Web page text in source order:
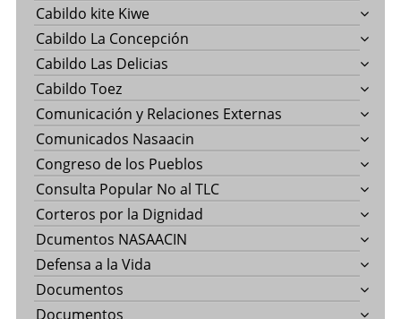
Cabildo kite Kiwe
Cabildo La Concepción
Cabildo Las Delicias
Cabildo Toez
Comunicación y Relaciones Externas
Comunicados Nasaacin
Congreso de los Pueblos
Consulta Popular No al TLC
Corteros por la Dignidad
Dcumentos NASAACIN
Defensa a la Vida
Documentos
Documentos